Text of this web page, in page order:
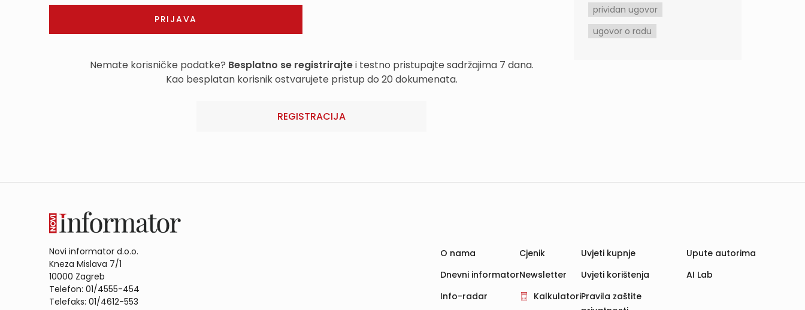
Nemate korisničke podatke? Besplatno se registrirajtei testno pristupajte sadržajima 7 dana.
Kao besplatan korisnik ostvarujete pristup do 20 dokumenata.
REGISTRACIJA
prividan ugovor
ugovor o radu
Novi informator d.o.o.
Kneza Mislava 7/1
10000 Zagreb
Telefon: 01/4555-454
Telefaks: 01/4612-553
O nama
Dnevni informator
Info-radar
Cjenik
Newsletter
Kalkulatori
Uvjeti kupnje
Uvjeti korištenja
Pravila zaštite
Upute autorima
AI Lab